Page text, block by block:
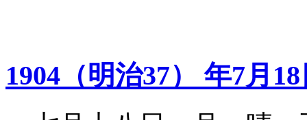
1904（明治37） 年7月